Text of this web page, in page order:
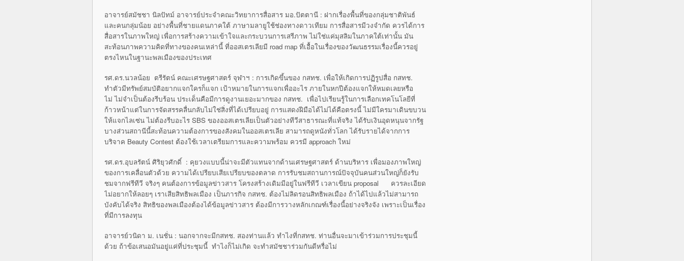
อาจารย์สมัชชา นิลปัทม์ อาจารย์ประจำคณะวิทยาการสื่อสาร มอ.ปัตตานี : ฝากเรื่องพื้นที่ของกลุ่มชาติพันธ์
และคนกลุ่มน้อย อย่างพื้นที่ชายแดนภาคใต้ ภาษามลายูใช้ช่องทางดาวเทียม การสื่อสารมีวงจำกัด ควรได้การ
สื่อสารในภาพใหญ่ เพื่อการสร้างความเข้าใจและกระบวนการเสรีภาพ ไม่ใช่แค่มุสลิมในภาคใต้เท่านั้น มัน
สะท้อนภาพความคิดที่ทางของคนเหล่านี้ ที่ออสเตรเลียมี road map ที่เอื้อในเรื่องของวัฒนธรรมเรื่องนี้ควรอยู่
ตรงไหนในฐานะพลเมืองของประเทศ
รศ.ดร.นวลน้อย ตรีรัตน์ คณะเศรษฐศาสตร์ จุฬาฯ : การเกิดขึ้นของ กสทช. เพื่อให้เกิดการปฏิรูปสื่อ กสทช.
ทำตัวมีทรัพย์สมบัติอยากแจกใครก็แจก เป้าหมายในการแจกเพื่ออะไร ภายในหกปีต้องแจกให้หมดเลยหรือ
ไม่ ไม่จำเป็นต้องรีบร้อน ประเด็นคือมีการดูงานเยอะมากของ กสทช. เพื่อไปเรียนรู้ในการเลือกเทคโนโลยีที่
ก้าวหน้าแต่ในการจัดสรรคลื่นกลับไม่ใช่สิ่งที่ได้เปรียบอยู่ การแสดงฝีมือได้ไม่ได้คือตรงนี้ ไม่มีใครมาเดินขบวน
ให้แจกไลเซ่น ไม่ต้องรีบอะไร SBS ของออสเตรเลียเป็นตัวอย่างทีวีสาธารณะที่แท้จริง ได้รับเงินอุดหนุนจากรัฐ
บางส่วนสถานีนี้สะท้อนความต้องการของสังคมในออสเตรเลีย สามารถดูหนังทั่วโลก ได้รับรายได้จากการ
บริจาค Beauty Contest ต้องใช้เวลาเตรียมการและความพร้อม ควรมี approach ใหม่
รศ.ดร.อุบลรัตน์ ศิริยุวศักดิ์ : คุยวงแบบนี้น่าจะมีตัวแทนจากด้านเศรษฐศาสตร์ ด้านบริหาร เพื่อมองภาพใหญ่
ของการเคลื่อนตัวด้วย ความได้เปรียบเสียเปรียบของตลาด การรับชมสถานการณ์ปัจจุบันคนส่วนใหญ่ก็ยังรับ
ชมจากฟรีทีวี จริงๆ คนต้องการข้อมูลข่าวสาร โครงสร้างเดิมมีอยู่ในฟรีทีวี เวลาเขียน proposal ควรละเอียด
ไม่อยากให้ลอยๆ เราเสียสิทธิพลเมือง เป็นภารกิจ กสทช. ต้องไม่ลิดรอนสิทธิพลเมือง ถ้าได้ไปแล้วไม่สามารถ
บังคับได้จริง สิทธิของพลเมืองต้องได้ข้อมูลข่าวสาร ต้องมีการวางหลักเกณฑ์เรื่องนี้อย่างจริงจัง เพราะเป็นเรื่อง
ที่มีการลงทุน
อาจารย์วนิดา ม. เนชั่น : นอกจากจะมีกสทช. สองท่านแล้ว ทำไงที่กสทช. ท่านอื่นจะมาเข้าร่วมการประชุมนี้
ด้วย ถ้าข้อเสนอมันอยู่แค่ที่ประชุมนี้ ทำไงก็ไม่เกิด จะทำสมัชชาร่วมกันดีหรื่อไม่